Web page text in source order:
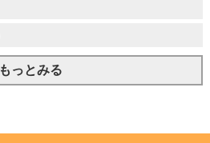
もっとみる